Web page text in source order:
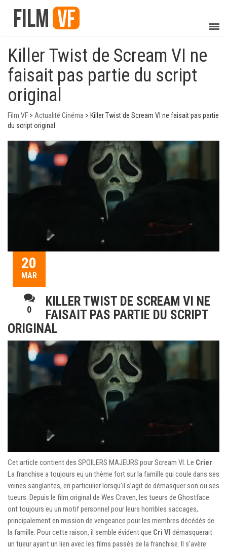
Killer Twist de Scream VI ne
faisait pas partie du script
original
Film VF > Actualité Cinéma > Killer Twist de Scream VI ne faisait pas partie
du script original
20
MAR
0
KILLER TWIST DE SCREAM VI NE
FAISAIT PAS PARTIE DU SCRIPT
ORIGINAL
Cet article contient des SPOILERS MAJEURS pour Scream VI. Le Crier
La franchise a toujours eu un thème fort sur la famille qui coule dans ses
veines sanglantes, en particulier lorsqu’il s’agit de démasquer son ou ses
tueurs. Depuis le film original de Wes Craven, les tueurs de Ghostface
ont toujours eu un motif personnel pour leurs horribles saccages,
principalement en mission de vengeance pour les membres décédés de
la famille. Pour cette raison, il semble évident que Cri VI démasquerait
un tueur ayant un lien avec les films passés de la franchise. Il s’avère